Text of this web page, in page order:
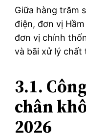
Giữa hàng trăm
điện, đơn vị
đơn vị chính
và bãi xử lý chất
3.1.
chân
2026